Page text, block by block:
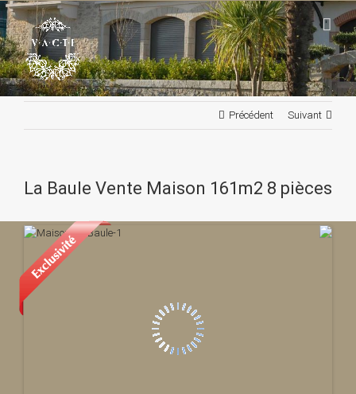
Passer
au
contenu
Précédent Suivant
La Baule Vente Maison 161m2 8 pièces